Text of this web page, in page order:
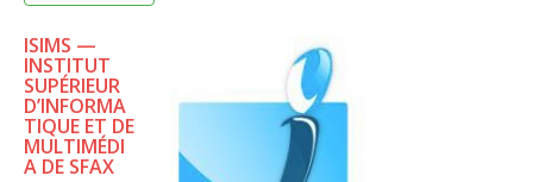
ISIMS —
INSTITUT
SUPÉRIEUR
D’INFORMA
TIQUE ET DE
MULTIMÉDI
A DE SFAX